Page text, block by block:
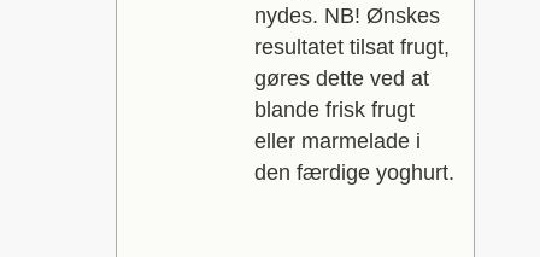
nydes. NB! Ønskes
resultatet tilsat frugt,
gøres dette ved at
blande frisk frugt
eller marmelade i
den færdige yoghurt.